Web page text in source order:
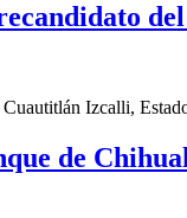
Izcalli,
de